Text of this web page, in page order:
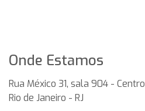
Onde Estamos
Rua México 31, sala 904 - Centro
Rio de Janeiro - RJ